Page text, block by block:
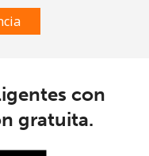
con
gratuita.